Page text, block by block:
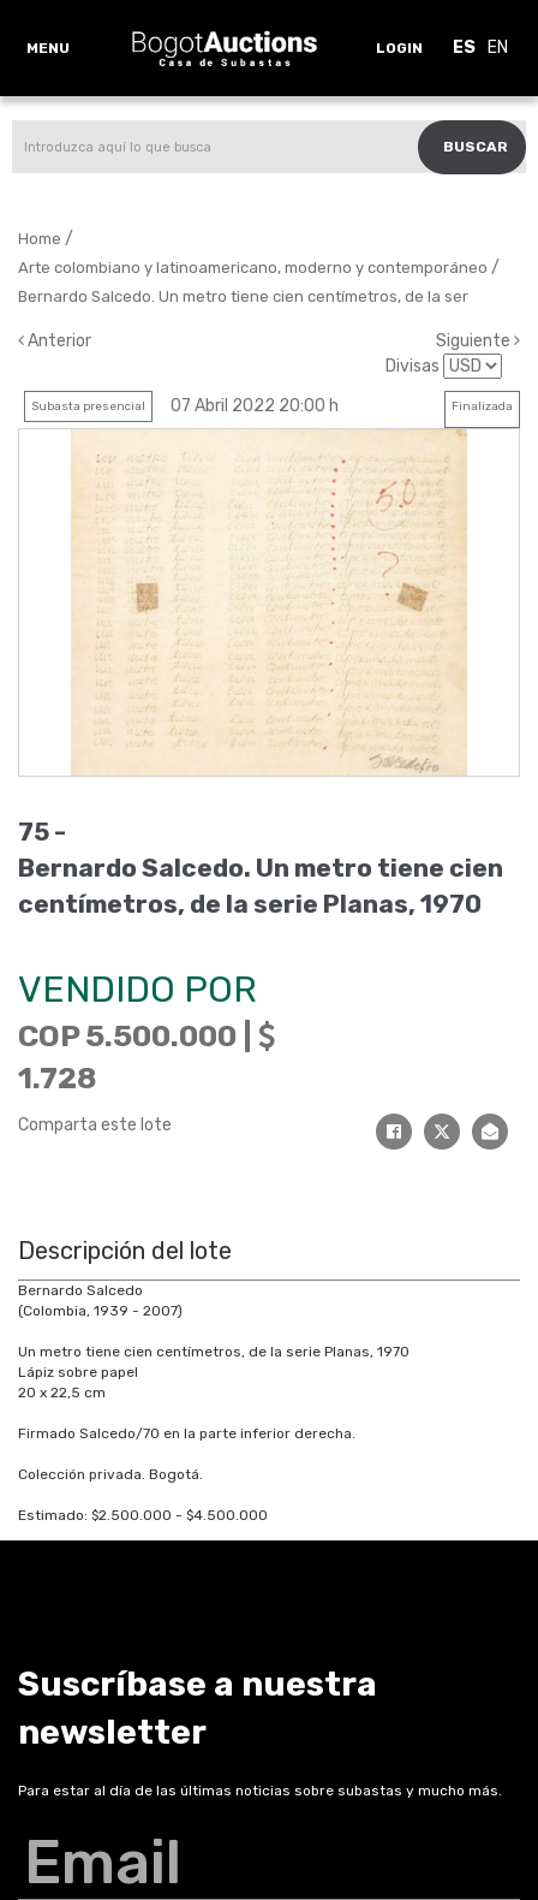
MENU LOGIN ES EN
BUSCAR
Home /
Arte colombiano y latinoamericano, moderno y contemporáneo /
Bernardo Salcedo. Un metro tiene cien centímetros, de la ser
Anterior
Siguiente
Divisas
Subasta presencial 07 Abril 2022 20:00 h Finalizada
75 -
Bernardo Salcedo. Un metro tiene cien
centímetros, de la serie Planas, 1970
VENDIDO POR
COP 5.500.000 |
1.728
Comparta este lote
Descripción del lote
Bernardo Salcedo
(Colombia, 1939 - 2007)
Un metro tiene cien centímetros, de la serie Planas, 1970
Lápiz sobre papel
20 x 22,5 cm
Firmado Salcedo/70 en la parte inferior derecha.
Colección privada. Bogotá.
Estimado: $2.500.000 - $4.500.000
Suscríbase a nuestra
newsletter
Para estar al día de las últimas noticias sobre subastas y mucho más.
Email